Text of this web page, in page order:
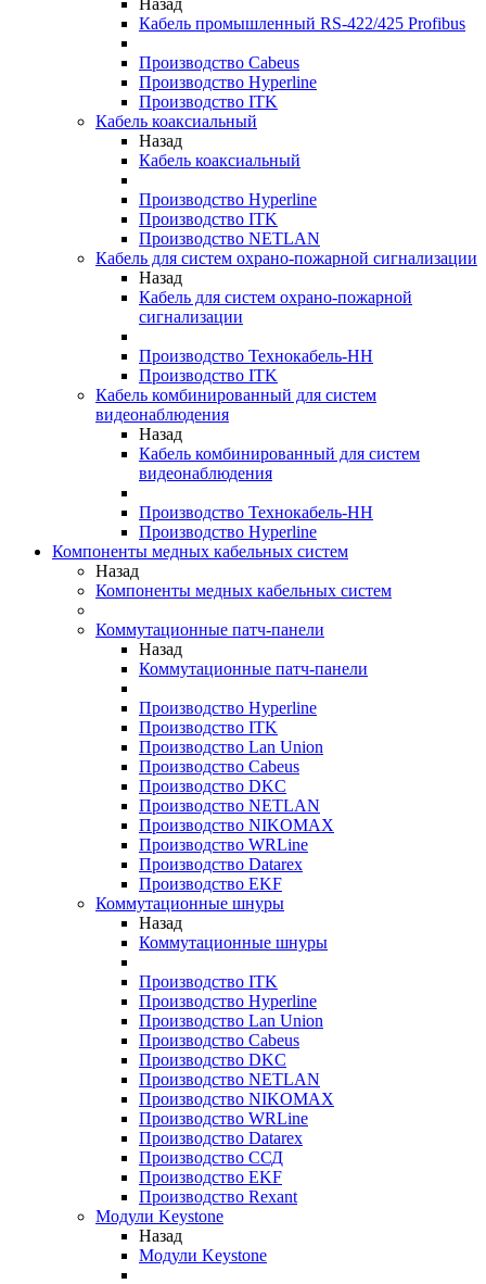
Назад
Кабель промышленный RS-422/425 Profibus
Производство Cabeus
Производство Hyperline
Производство ITK
Кабель коаксиальный
Назад
Кабель коаксиальный
Производство Hyperline
Производство ITK
Производство NETLAN
Кабель для систем охрано-пожарной сигнализации
Назад
Кабель для систем охрано-пожарной
сигнализации
Производство Технокабель-НН
Производство ITK
Кабель комбинированный для систем
видеонаблюдения
Назад
Кабель комбинированный для систем
видеонаблюдения
Производство Технокабель-НН
Производство Hyperline
Компоненты медных кабельных систем
Назад
Компоненты медных кабельных систем
Коммутационные патч-панели
Назад
Коммутационные патч-панели
Производство Hyperline
Производство ITK
Производство Lan Union
Производство Cabeus
Производство DKC
Производство NETLAN
Производство NIKOMAX
Производство WRLine
Производство Datarex
Производство EKF
Коммутационные шнуры
Назад
Коммутационные шнуры
Производство ITK
Производство Hyperline
Производство Lan Union
Производство Cabeus
Производство DKC
Производство NETLAN
Производство NIKOMAX
Производство WRLine
Производство Datarex
Производство ССД
Производство EKF
Производство Rexant
Модули Keystone
Назад
Модули Keystone